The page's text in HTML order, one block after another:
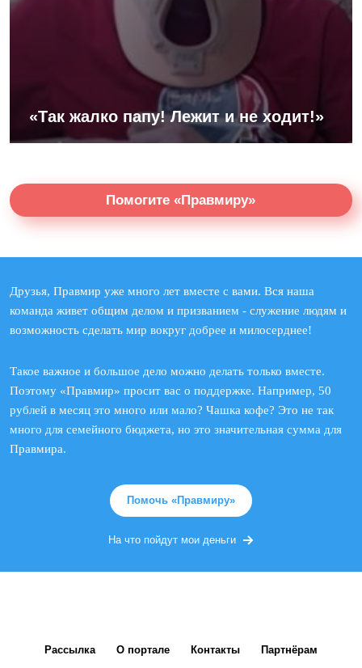
«Так жалко папу! Лежит и не ходит!»
Помогите «Правмиру»
Друзья, Правмир уже много лет вместе с вами. Вся наша
команда живет общим делом и призванием - служение людям и
возможность сделать мир вокруг добрее и милосерднее!
Такое важное и большое дело можно делать только вместе.
Поэтому «Правмир» просит вас о поддержке. Например, 50
рублей в месяц это много или мало? Чашка кофе? Это не так
много для семейного бюджета, но это значительная сумма для
Правмира.
Помочь «Правмиру»
На что пойдут мои деньги
Рассылка О портале Контакты Партнёрам